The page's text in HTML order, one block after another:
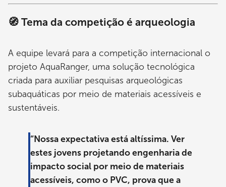
🧭 Tema da competição é arqueologia
A equipe levará para a competição internacional o
projeto AquaRanger, uma solução tecnológica
criada para auxiliar pesquisas arqueológicas
subaquáticas por meio de materiais acessíveis e
sustentáveis.
“Nossa expectativa está altíssima. Ver
estes jovens projetando engenharia de
impacto social por meio de materiais
acessíveis, como o PVC, prova que a